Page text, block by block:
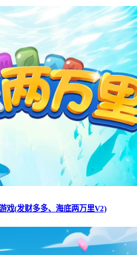
戏(发财多多、海底两万里V2)